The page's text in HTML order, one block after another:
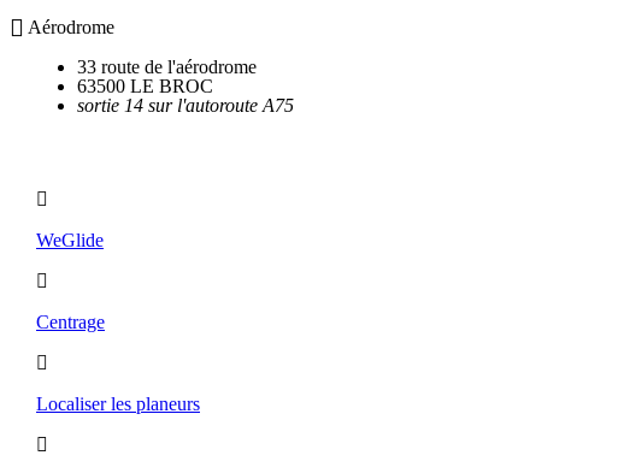
Aérodrome
33 route de l'aérodrome
63500 LE BROC
sortie 14 sur l'autoroute A75
WeGlide
Centrage
Localiser les planeurs